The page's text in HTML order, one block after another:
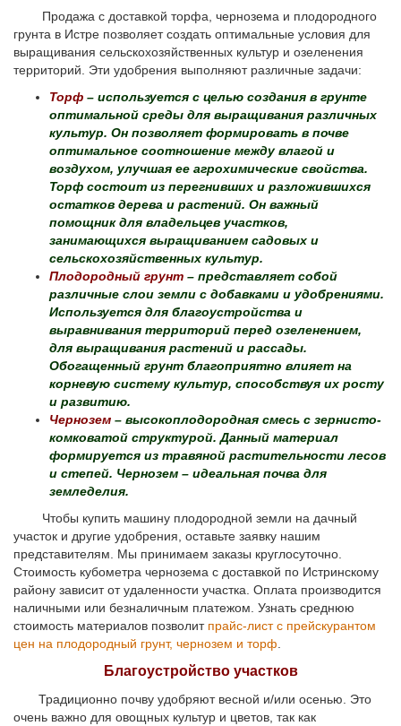
Продажа с доставкой торфа, чернозема и плодородного
грунта в Истре позволяет создать оптимальные условия для
выращивания сельскохозяйственных культур и озеленения
территорий. Эти удобрения выполняют различные задачи:
Торф – используется с целью создания в грунте
оптимальной среды для выращивания различных
культур. Он позволяет формировать в почве
оптимальное соотношение между влагой и
воздухом, улучшая ее агрохимические свойства.
Торф состоит из перегнивших и разложившихся
остатков дерева и растений. Он важный
помощник для владельцев участков,
занимающихся выращиванием садовых и
сельскохозяйственных культур.
Плодородный грунт – представляет собой
различные слои земли с добавками и удобрениями.
Используется для благоустройства и
выравнивания территорий перед озеленением,
для выращивания растений и рассады.
Обогащенный грунт благоприятно влияет на
корневую систему культур, способствуя их росту
и развитию.
Чернозем – высокоплодородная смесь с зернисто-
комковатой структурой. Данный материал
формируется из травяной растительности лесов
и степей. Чернозем – идеальная почва для
земледелия.
Чтобы купить машину плодородной земли на дачный
участок и другие удобрения, оставьте заявку нашим
представителям. Мы принимаем заказы круглосуточно.
Стоимость кубометра чернозема с доставкой по Истринскому
району зависит от удаленности участка. Оплата производится
наличными или безналичным платежом. Узнать среднюю
стоимость материалов позволит прайс-лист с прейскурантом
цен на плодородный грунт, чернозем и торф
Благоустройство участков
Традиционно почву удобряют весной и/или осенью. Это
очень важно для овощных культур и цветов, так как